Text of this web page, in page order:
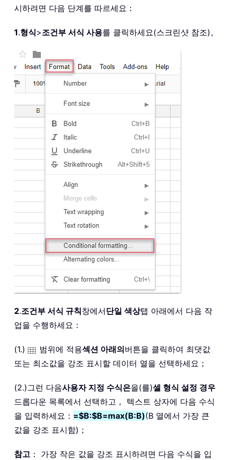
시하려면 다음 단계를 따르세요：
1.형식>조건부 서식 사용를 클릭하세요(스크린샷 참조)。
2.조건부 서식 규칙창에서단일 색상탭 아래에서 다음 작
업을 수행하세요：
(1.) 범위에 적용섹션 아래의버튼을 클릭하여 최댓값
또는 최소값을 강조 표시할 데이터 열을 선택하세요；
(2.)그런 다음사용자 지정 수식은을(를)셀 형식 설정 경우
드롭다운 목록에서 선택하고， 텍스트 상자에 다음 수식
을 입력하세요： =$B:$B=max(B:B)(B 열에서 가장 큰
값을 강조 표시함)；
참고 ： 가장 작은 값을 강조 표시하려면 다음 수식을 입